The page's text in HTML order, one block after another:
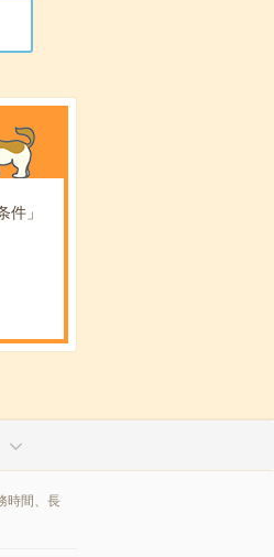
件」
時間、長